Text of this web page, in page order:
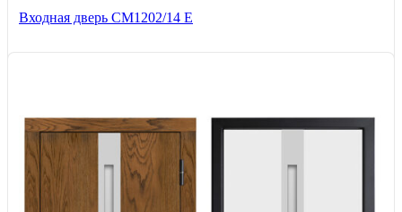
Входная дверь CМ1202/14 Е